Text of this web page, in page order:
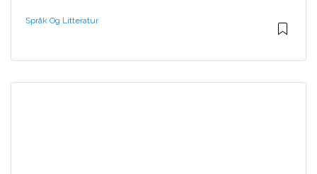
Språk Og Litteratur